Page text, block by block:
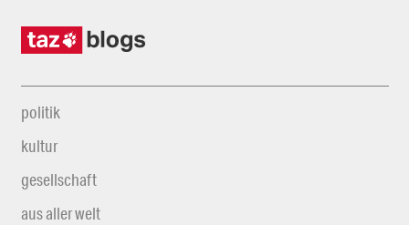
politik
kultur
gesellschaft
aus aller welt